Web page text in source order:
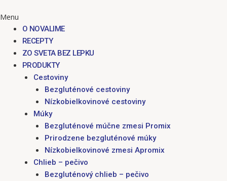
Menu
O NOVALIME
RECEPTY
ZO SVETA BEZ LEPKU
PRODUKTY
Cestoviny
Bezgluténové cestoviny
Nízkobielkovinové cestoviny
Múky
Bezgluténové múčne zmesi Promix
Prirodzene bezgluténové múky
Nízkobielkovinové zmesi Apromix
Chlieb – pečivo
Bezgluténový chlieb – pečivo